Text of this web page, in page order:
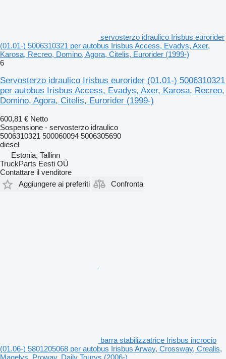
servosterzo idraulico Irisbus eurorider
(01.01-) 5006310321 per autobus Irisbus Access, Evadys, Axer,
Karosa, Recreo, Domino, Agora, Citelis, Eurorider (1999-)
6
Servosterzo idraulico Irisbus eurorider (01.01-) 5006310321
per autobus Irisbus Access, Evadys, Axer, Karosa, Recreo,
Domino, Agora, Citelis, Eurorider (1999-)
600,81 € Netto
Sospensione - servosterzo idraulico
5006310321 500060094 5006305690
diesel
Estonia, Tallinn
TruckParts Eesti OÜ
Contattare il venditore
Aggiungere ai preferiti
Confronta
barra stabilizzatrice Irisbus incrocio
(01.06-) 5801205068 per autobus Irisbus Arway, Crossway, Crealis,
Magelys, Proway, Daily Tourys (2006-)